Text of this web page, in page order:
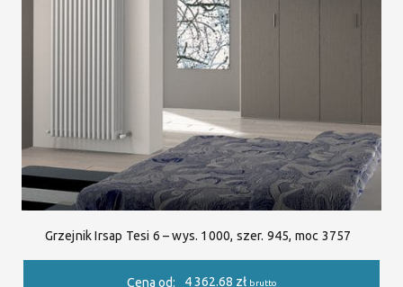
Grzejnik Irsap Tesi 6 – wys. 1000, szer. 945, moc 3757
Cena od: 4 362.68 zł brutto